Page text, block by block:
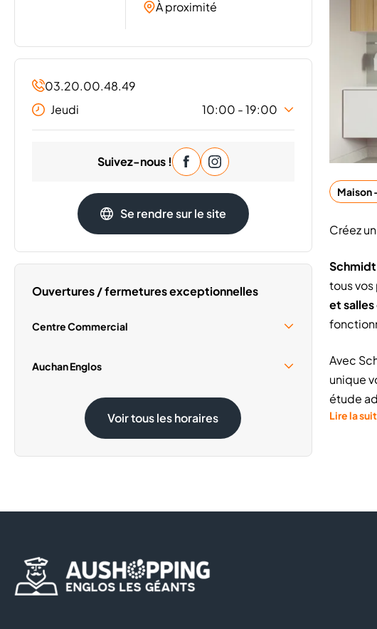
À proximité
03.20.00.48.49
Jeudi
10:00 - 19:00
10:00 - 19:00
10:00 - 19:00
Vendredi
10:00 - 19:00
Samedi
10:00 - 19:00
Suivez-nous !
Se rendre sur le site
Ouvertures / fermetures exceptionnelles
Centre Commercial
Samedi 15 Août
Auchan Englos
Samedi 15 Août
08:30 - 20:00
Dimanche 1 Novembre
Voir tous les horaires
Maison
Créez
Schmidt
tous
et salles
Avec
unique
étude
Lire la